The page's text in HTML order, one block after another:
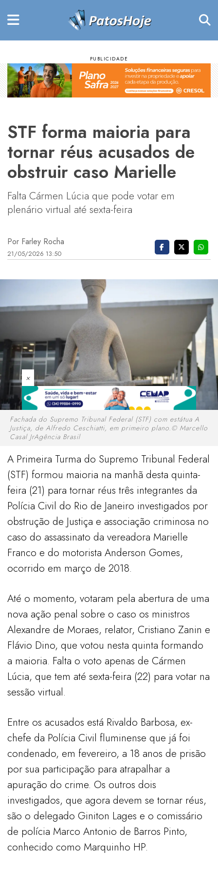
STF forma maioria para
tornar réus acusados de
obstruir caso Marielle
Falta Cármen Lúcia que pode votar em
plenário virtual até sexta-feira
Por Farley Rocha
21/05/2026 13:50
×
Fachada do Supremo Tribunal Federal (STF) com estátua A
Justiça, de Alfredo Ceschiatti, em primeiro plano.© Marcello
Casal JrAgência Brasil
A Primeira Turma do Supremo Tribunal Federal
(STF) formou maioria na manhã desta quinta-
feira (21) para tornar réus três integrantes da
Polícia Civil do Rio de Janeiro investigados por
obstrução de Justiça e associação criminosa no
caso do assassinato da vereadora Marielle
Franco e do motorista Anderson Gomes,
ocorrido em março de 2018.
Até o momento, votaram pela abertura de uma
nova ação penal sobre o caso os ministros
Alexandre de Moraes, relator, Cristiano Zanin e
Flávio Dino, que votou nesta quinta formando
a maioria. Falta o voto apenas de Cármen
Lúcia, que tem até sexta-feira (22) para votar na
sessão virtual.
Entre os acusados está Rivaldo Barbosa, ex-
chefe da Polícia Civil fluminense que já foi
condenado, em fevereiro, a 18 anos de prisão
por sua participação para atrapalhar a
apuração do crime. Os outros dois
investigados, que agora devem se tornar réus,
são o delegado Giniton Lages e o comissário
de polícia Marco Antonio de Barros Pinto,
conhecido como Marquinho HP.